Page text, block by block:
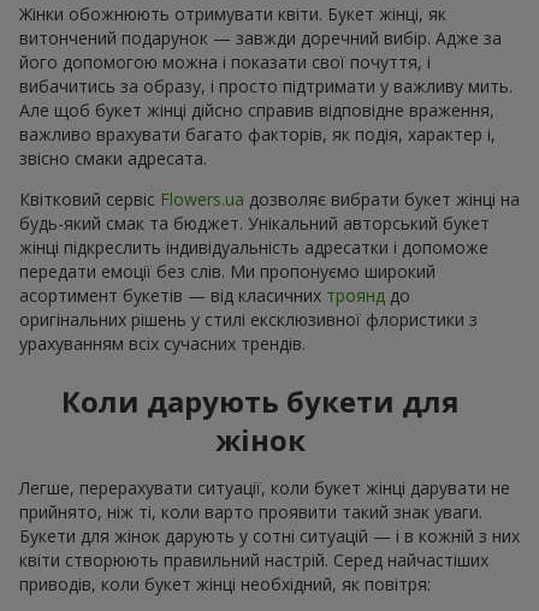
Жінки обожнюють отримувати квіти. Букет жінці, як
витончений подарунок — завжди доречний вибір. Адже за
його допомогою можна і показати свої почуття, і
вибачитись за образу, і просто підтримати у важливу мить.
Але щоб букет жінці дійсно справив відповідне враження,
важливо врахувати багато факторів, як подія, характер і,
звісно смаки адресата.
Квітковий сервіс Flowers.ua дозволяє вибрати букет жінці на
будь-який смак та бюджет. Унікальний авторський букет
жінці підкреслить індивідуальність адресатки і допоможе
передати емоції без слів. Ми пропонуємо широкий
асортимент букетів — від класичних троянд до
оригінальних рішень у стилі ексклюзивної флористики з
урахуванням всіх сучасних трендів.
Коли дарують букети для
жінок
Легше, перерахувати ситуації, коли букет жінці дарувати не
прийнято, ніж ті, коли варто проявити такий знак уваги.
Букети для жінок дарують у сотні ситуацій — і в кожній з них
квіти створюють правильний настрій. Серед найчастіших
приводів, коли букет жінці необхідний, як повітря: